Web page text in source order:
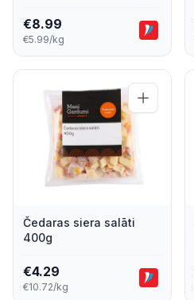
€8.99
€5.99/kg
Čedaras siera salāti
400g
€4.29
€10.72/kg